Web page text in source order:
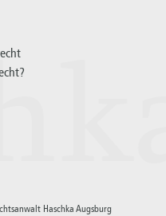
Haschka Augsburg